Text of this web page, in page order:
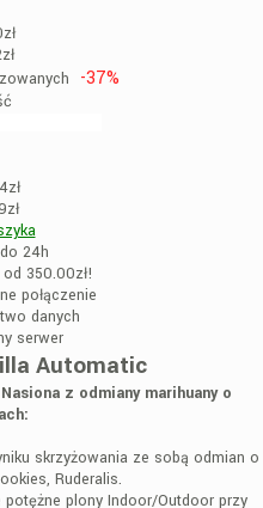
-37%
24h
od 350.00zł!
połączenie
danych
serwer
Automatic
z odmiany marihuany o
skrzyżowania ze sobą odmian o
Ruderalis.
plony Indoor/Outdoor przy